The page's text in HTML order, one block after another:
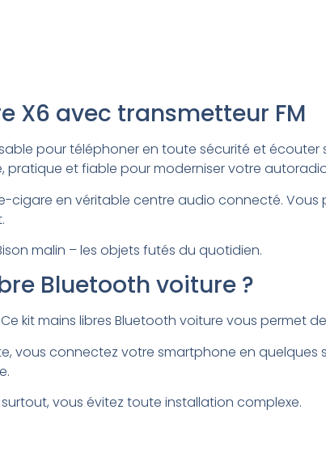
X6 avec transmetteur FM
pour téléphoner en toute sécurité et écouter
pratique et fiable pour moderniser votre
cigare en véritable centre audio connecté.
malin – les objets futés du quotidien.
Bluetooth voiture ?
kit mains libres Bluetooth voiture vous permet
vous connectez votre smartphone en
vous évitez toute installation complexe.